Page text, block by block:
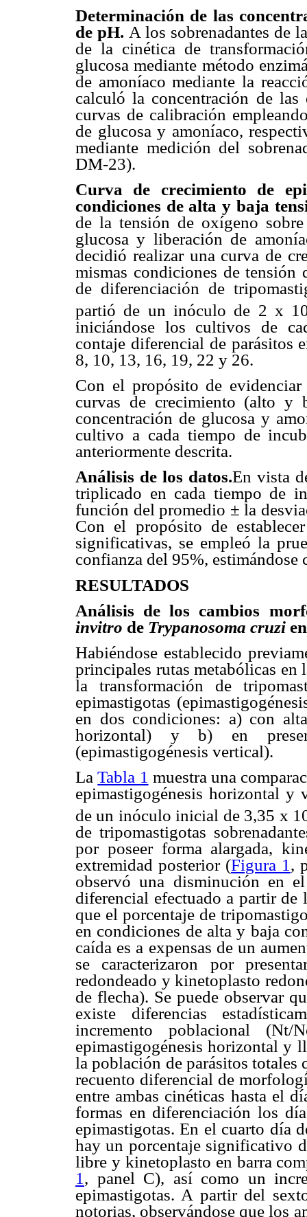
Determinación de las
de pH. A los sobrenadantes de
de la cinética de
glucosa mediante método
de amoníaco mediante la
calculó la concentración de las
curvas de calibración
de glucosa y amoníaco,
mediante medición del
DM-23).
Curva de crecimiento de
condiciones de alta y baja
de la tensión de oxígeno
glucosa y liberación de
decidió realizar una curva de
mismas condiciones de tensión
de diferenciación de
partió de un inóculo de 2 x
iniciándose los cultivos de
contaje diferencial de parásitos
8, 10, 13, 16, 19, 22 y 26.
Con el propósito de evidenciar
curvas de crecimiento (alto y
concentración de glucosa y
cultivo a cada tiempo de
anteriormente descrita.
Análisis de los datos.En vista
triplicado en cada tiempo de
función del promedio ± la
Con el propósito de
significativas, se empleó la
confianza del 95%,
RESULTADOS
Análisis de los cambios
invitro de Trypanosoma cruzi
Habiéndose establecido
principales rutas metabólicas en
la transformación de
epimastigotas
en dos condiciones: a) con
horizontal) y b) en
(epimastigogénesis vertical).
LaTabla 1 muestra una
epimastigogénesis horizontal
de un inóculo inicial de 3,35 x
de tripomastigotas
por poseer forma alargada,
extremidad posterior (Figura 1 ,
observó una disminución en
diferencial efectuado a partir de
que el porcentaje de
en condiciones de alta y baja
caída es a expensas de un
se caracterizaron por
redondeado y kinetoplasto
de flecha). Se puede observar
existe diferencias
incremento poblacional
epimastigogénesis horizontal y
la población de parásitos totales
recuento diferencial de
entre ambas cinéticas hasta el
formas en diferenciación los
epimastigotas. En el cuarto día
hay un porcentaje significativo
libre y kinetoplasto en barra
1 , panel C), así como un
epimastigotas. A partir del
notorias, observándose que los